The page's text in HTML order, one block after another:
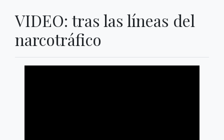
VIDEO: tras las líneas del
narcotráfico